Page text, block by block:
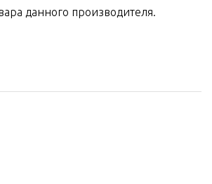
данного производителя.